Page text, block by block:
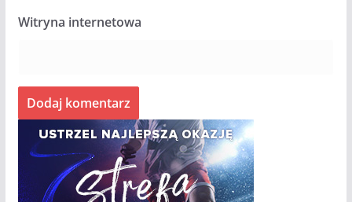
Witryna internetowa